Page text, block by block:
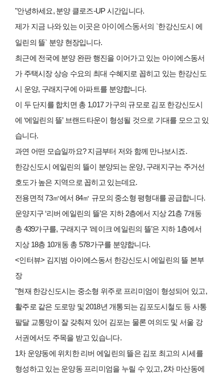
"안녕하세요, 분양 클로즈-UP 시간입니다.
제가 지금 나와 있는 이곳은 아이에스동서의 `한강신도시 에
일린의 뜰` 분양 현장입니다.
최근에 전국에 분양 완판 행진을 이어가고 있는 아이에스동서
가 주택시장 상승 수요의 최대 수혜지로 꼽히고 있는 한강신도
시 운양, 구래지구에 아파트를 분양합니다.
이 두 단지를 합치면 총 1,017 가구의 규모로 김포 한강신도시
에 ‘에일린의 뜰’ 브랜드타운이 형성될 것으로 기대를 모으고 있
습니다.
과연 어떤 모습일까요? 지금부터 저와 함께 만나보시죠.
한강신도시 에일린의 뜰이 분양되는 운양, 구래지구는 주거선
호도가 높은 지역으로 꼽히고 있는데요.
전용면적 73㎡에서 84㎡ 규모의 중소형 평형대를 공급합니다.
운양지구 ‘리버 에일린의 뜰’은 지하 2층에서 지상 21층 7개동
총 439가구를, 구래지구 ‘레이크 에일린의 뜰’은 지하 1층에서
지상 18층 10개동 총 578가구를 분양합니다.
<인터뷰> 김지범 아이에스동서 한강신도시 에일린의 뜰 본부
장
"현재 한강신도시는 중소형 위주로 프리미엄이 형성되어 있고,
활주로 같은 도로망 및 2018년 개통되는 김포도시철도 등 사통
팔달 교통망이 잘 갖춰져 있어 김포는 물론 여의도 및 서울 강
서권에서도 주목을 받고 있습니다.
1차 운양동에 위치한 리버 에일린의 뜰은 김포 최고의 시세를
형성하고 있는 운양동 프리미엄을 누릴 수 있고, 2차 마산동에